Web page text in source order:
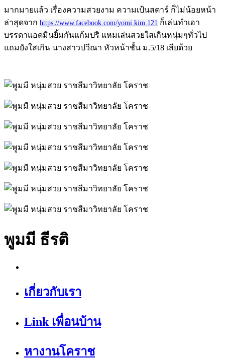
มากมายแล้ว เรื่องความสวยงาม ความเป้นสตาร์ ก็ไม่น้อยหน้า
ล่าสุดจาก https://www.facebook.com/yomi.kim.121 ก็เล่นทำเอา
บรรดาแอดมินยิ้มกันแก้มปริ แหมเล่นสวยใสเกินหนุ่มๆทั่วไป
แถมยังใสเกิน นางสาวปวีณา หัวหน้าชั้น ม.5/18 เสียด้วย
พูมมี ธีรติ
เกี่ยวกับเรา
Link เพื่อนบ้าน
หางานโคราช